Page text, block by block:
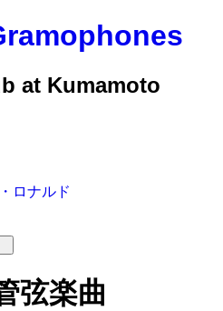
at Kumamoto
ロナルド
弦楽曲